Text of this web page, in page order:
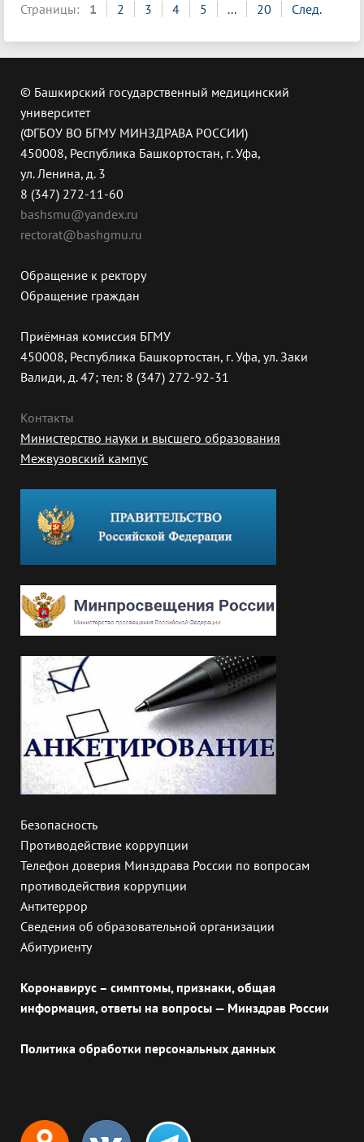
Страницы: 1 2 3 4 5 ... 20 След.
© Башкирский государственный медицинский
университет
(ФГБОУ ВО БГМУ МИНЗДРАВА РОССИИ)
450008, Республика Башкортостан, г. Уфа,
ул. Ленина, д. 3
8 (347) 272-11-60
bashsmu@yandex.ru
rectorat@bashgmu.ru
Обращение к ректору
Обращение граждан
Приёмная комиссия БГМУ
450008, Республика Башкортостан, г. Уфа, ул. Заки
Валиди, д. 47; тел: 8 (347) 272-92-31
Контакты
Министерство науки и высшего образования
Межвузовский кампус
Безопасность
Противодействие коррупции
Телефон доверия Минздрава России по вопросам
противодействия коррупции
Антитеррор
Сведения об образовательной организации
Абитуриенту
Коронавирус – симптомы, признаки, общая
информация, ответы на вопросы — Минздрав России
Политика обработки персональных данных